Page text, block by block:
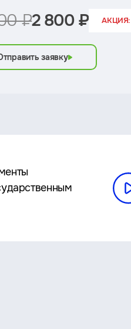
₽2 800 ₽ АКЦИЯ:
заявку